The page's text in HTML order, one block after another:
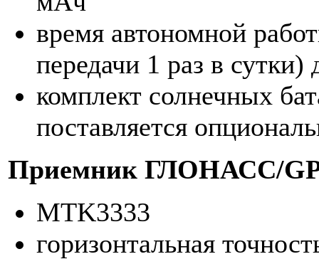
время автономной
передачи 1 раз в сутки)
комплект солнечных
поставляется
Приемник ГЛОНАСС/
MTK3333
горизонтальная